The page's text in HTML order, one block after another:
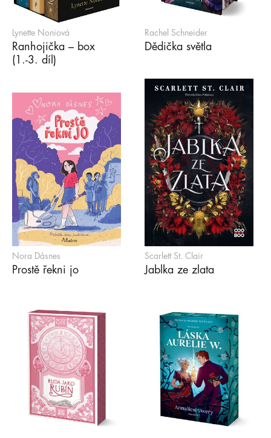
Lynette Noniová
Ranhojička – box
(1.-3. díl)
Rachel Schneider
Dědička světla
Nora Dåsnes
Prostě řekni jo
Scarlett St. Clair
Jablka ze zlata